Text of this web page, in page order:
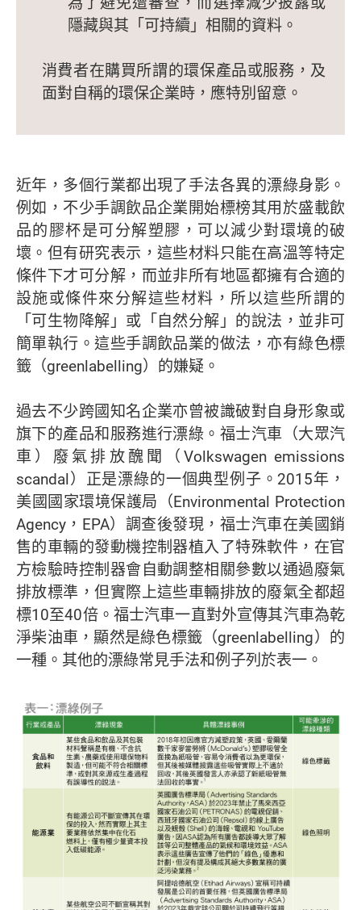
隱藏與其「可持續」相關的資料。
消費者在購買所謂的環保產品或服務，及
面對自稱的環保企業時，應特別留意。
近年，多個行業都出現了手法各異的漂綠身影。
例如，不少手調飲品企業開始標榜其用於盛載飲
品的膠杯是可分解塑膠，可以減少對環境的破
壞。但有研究表示，這些材料只能在高溫等特定
條件下才可分解，而並非所有地區都擁有合適的
設施或條件來分解這些材料，所以這些所謂的
「可生物降解」或「自然分解」的說法，並非可
簡單執行。這些手調飲品業的做法，亦有綠色標
籤（greenlabelling）的嫌疑。
過去不少跨國知名企業亦曾被識破對自身形象或
旗下的產品和服務進行漂綠。福士汽車（大眾汽
車）廢氣排放醜聞（Volkswagen emissions
scandal）正是漂綠的一個典型例子。2015年，
美國國家環境保護局（Environmental Protection
Agency，EPA）調查後發現，福士汽車在美國銷
售的車輛的發動機控制器植入了特殊軟件，在官
方檢驗時控制器會自動調整相關參數以通過廢氣
排放標準，但實際上這些車輛排放的廢氣全都超
標10至40倍。福士汽車一直對外宣傳其汽車為乾
淨柴油車，顯然是綠色標籤（greenlabelling）的
一種。其他的漂綠常見手法和例子列於表一。